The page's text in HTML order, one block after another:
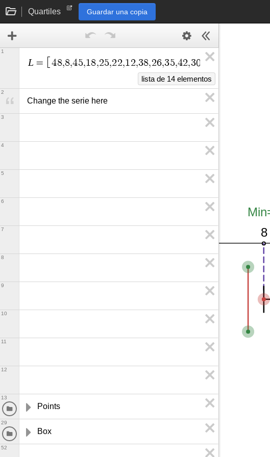
Quartiles Guardar una copia
L = 48,8,45,18,25,22,12,38,26,35,42,30 5 0,
lista de 14 elementos
1
Change the serie here
2
3
4
5
6
7
8
9
10
11
12
Points
13
Box
29
52